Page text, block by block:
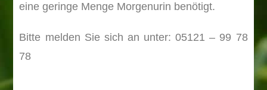
eine geringe Menge Morgenurin benötigt.
Bitte melden Sie sich an unter: 05121 – 99 78
78